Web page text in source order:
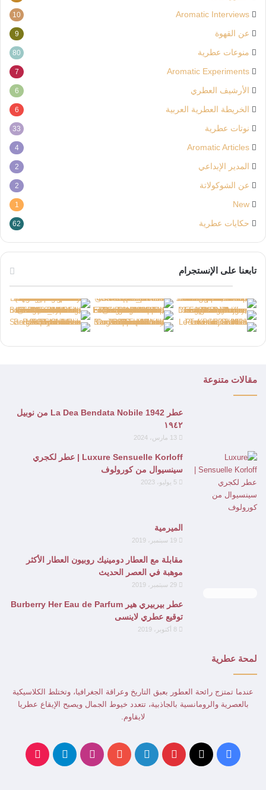
Aromatic Interviews
10
عن القهوة 9
منوعات عطرية 80
Aromatic Experiments
7
الأرشيف العطري 6
الخريطة العطرية العربية 6
نوتات عطرية 33
Aromatic Articles
4
المدير الإبداعي 2
عن الشوكولاتة 2
New
1
حكايات عطرية 62
تابعنا على الإنستجرام
مقالات متنوعة
عطر La Dea Bendata Nobile 1942 من نوبيل
١٩٤٢
13 مارس، 2024
Luxure Sensuelle Korloff | عطر لكجري
سينسيوال من كورولوف
5 يوليو، 2023
الميرمية
19 سبتمبر، 2019
مقابلة مع العطار دومينيك روبيون العطار الأكثر
موهبة في العصر الحديث
29 سبتمبر، 2019
عطر بيربيري هير Burberry Her Eau de Parfum
توقيع عطري لاينسى
8 أكتوبر، 2019
لمحة عطرية
عندما تمتزج رائحة العطور بعبق التاريخ وعراقة الجغرافيا، وتختلط الكلاسيكية
بالعصرية والرومانسية بالجاذبية، تتعدد خيوط الجمال ويصبح الإيقاع عطريا
لايقاوم.
فيسبوك بينتيريستلينكدإن ‫YouTubeانستقرامتيلقرام ‫TikTok